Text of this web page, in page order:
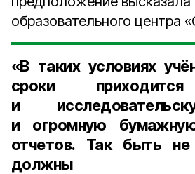
образовательного центра
«В таких условиях
сроки
и
и огромную
отчетов. Так быть
должны